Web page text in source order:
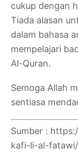
cukup dengan
Tiada alasan
dalam bahasa
mempelajari
Al-Quran.
Semoga Allah
sentiasa
Sumber :
kafi-li-al-